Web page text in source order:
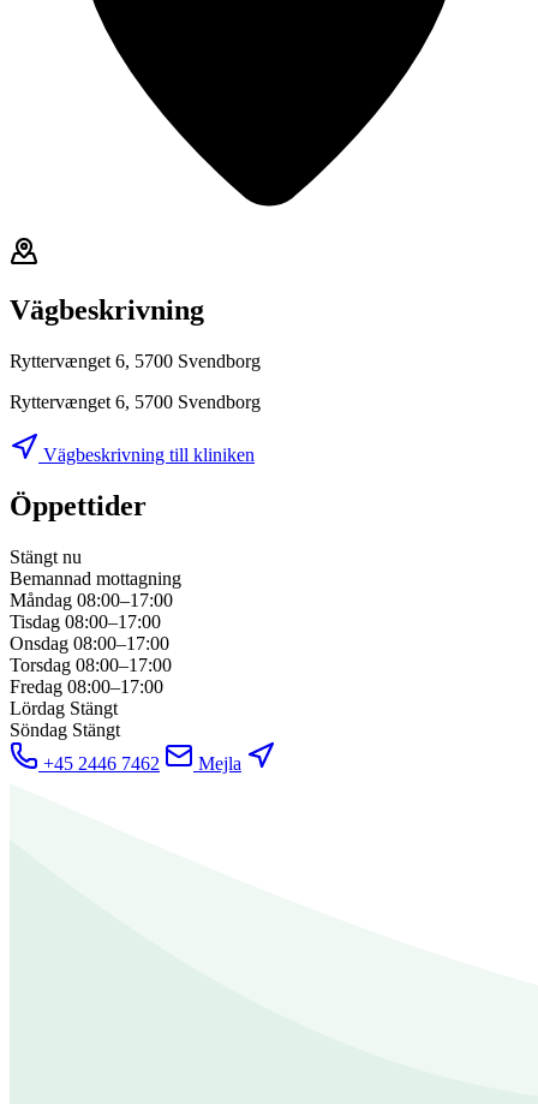
Vägbeskrivning
Ryttervænget 6, 5700 Svendborg
Ryttervænget 6, 5700 Svendborg
Vägbeskrivning till kliniken
Öppettider
Stängt nu
Bemannad mottagning
Måndag 08:00–17:00
Tisdag 08:00–17:00
Onsdag 08:00–17:00
Torsdag 08:00–17:00
Fredag 08:00–17:00
Lördag Stängt
Söndag Stängt
+45 2446 7462
Mejla